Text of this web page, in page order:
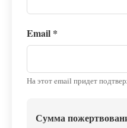
Email *
На этот email придет
Сумма